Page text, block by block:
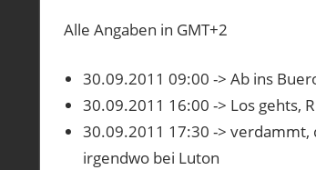
Alle Angaben in GMT+2
30.09.2011 09:00 -> Ab ins
30.09.2011 16:00 -> Los gehts,
30.09.2011 17:30 -> verdammt,
irgendwo bei Luton